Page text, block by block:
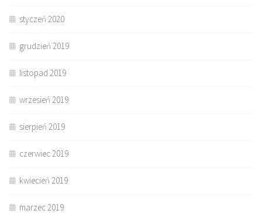
styczeń 2020
grudzień 2019
listopad 2019
wrzesień 2019
sierpień 2019
czerwiec 2019
kwiecień 2019
marzec 2019